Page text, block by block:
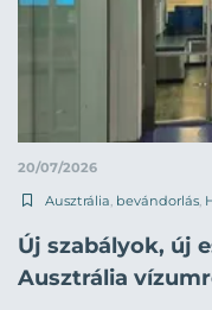
20/07/2026
Ausztrália, bevándorlás,
Új szabályok, új
Ausztrália